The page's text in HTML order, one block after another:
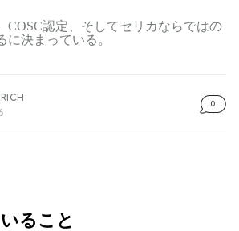
COSC認定、そしてセリカならではの
に決まっている。
0
ること